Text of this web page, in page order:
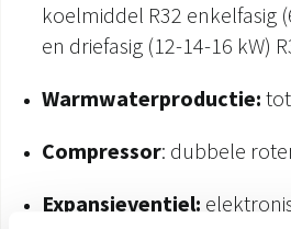
koelmiddel R32 enkelfasig
en driefasig (12-14-16 kW)
Warmwaterproductie:
Compressor: dubbele
Expansieventiel: